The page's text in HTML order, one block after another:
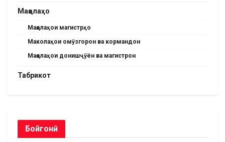
Мақолаҳо
Мақолаҳои магистрҳо
Маколаҳои омӯзгорон ва кормандон
Мақолаҳои донишҷӯён ва магистрон
Табрикот
Бойгонӣ